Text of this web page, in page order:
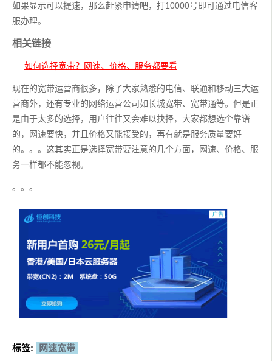
如果显示可以提速，那么赶紧申请吧，打10000号即可通过电信客
服办理。
相关链接
如何选择宽带？网速、价格、服务都要看
现在的宽带运营商很多，除了大家熟悉的电信、联通和移动三大运
营商外，还有专业的网络运营公司如长城宽带、宽带通等。但是正
是由于太多的选择，用户往往又会难以抉择，大家都想选个靠谱
的，网速要快，并且价格又能接受的，再有就是服务质量要好
的。。。这其实正是选择宽带要注意的几个方面，网速、价格、服
务一样都不能忽视。
。。。
标签: 网速宽带